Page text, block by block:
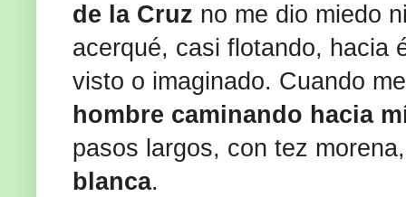
de la Cruz no me dio miedo
acerqué, casi flotando, hacia
visto o imaginado. Cuando
hombre caminando hacia
pasos largos, con tez
blanca.